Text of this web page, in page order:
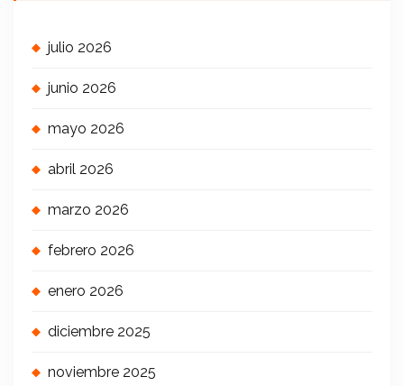
julio 2026
junio 2026
mayo 2026
abril 2026
marzo 2026
febrero 2026
enero 2026
diciembre 2025
noviembre 2025